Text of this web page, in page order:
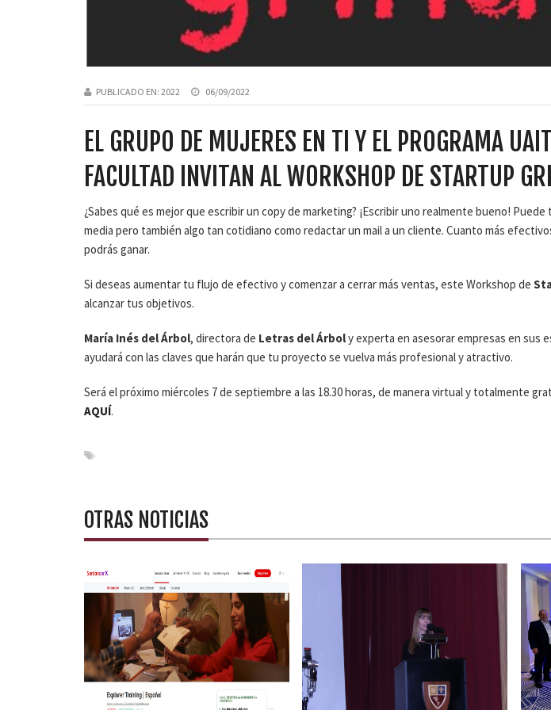
PUBLICADO EN: 2022 06/09/2022
EL GRUPO DE MUJERES EN TI Y EL PROGRAMA
FACULTAD INVITAN AL WORKSHOP DE STARTUP
¿Sabes qué es mejor que escribir un copy de marketing? ¡Escribir uno realmente bueno!
media pero también algo tan cotidiano como redactar un mail a un cliente. Cuanto más
podrás ganar.
Si deseas aumentar tu flujo de efectivo y comenzar a cerrar más ventas, este Workshop de
alcanzar tus objetivos.
María Inés del Árbol, directora de Letras del Árboly experta en asesorar empresas en sus
ayudará con las claves que harán que tu proyecto se vuelva más profesional y atractivo.
Será el próximo miércoles 7 de septiembre a las 18.30 horas, de manera virtual y totalmente
AQUÍ.
OTRAS NOTICIAS